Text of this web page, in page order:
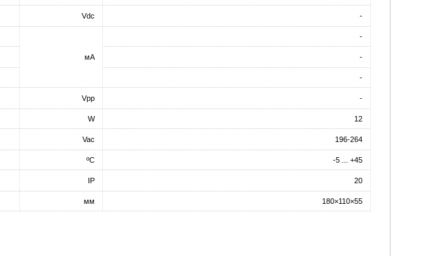
Vdc -
мA
-
-
-
Vpp -
W 12
Vac 196-264
ºC -5 ... +45
IP 20
мм 180×110×55